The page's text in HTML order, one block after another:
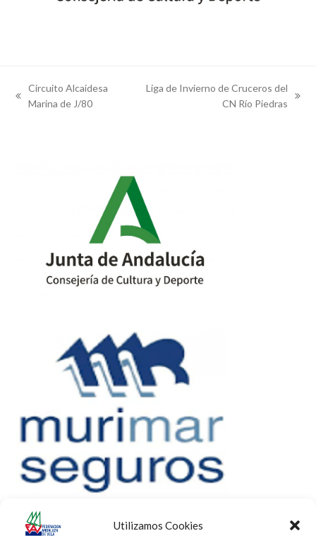
Utilizamos Cookies
previous
Circuito Alcaidesa
Marina de J/80
Liga de Invierno de Cruceros del
CN Río Piedras